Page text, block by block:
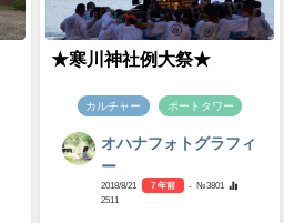
★寒川神社例大祭★
カルチャー ポートタワー
オハナフォトグラフィ
ー
2018/8/21 7 年前
- №3801
2511